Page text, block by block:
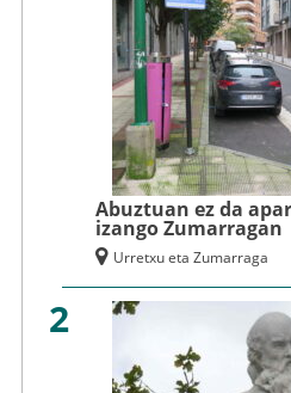
Abuztuan ez da
izango Zumarragan
Urretxu eta Zumarraga
2